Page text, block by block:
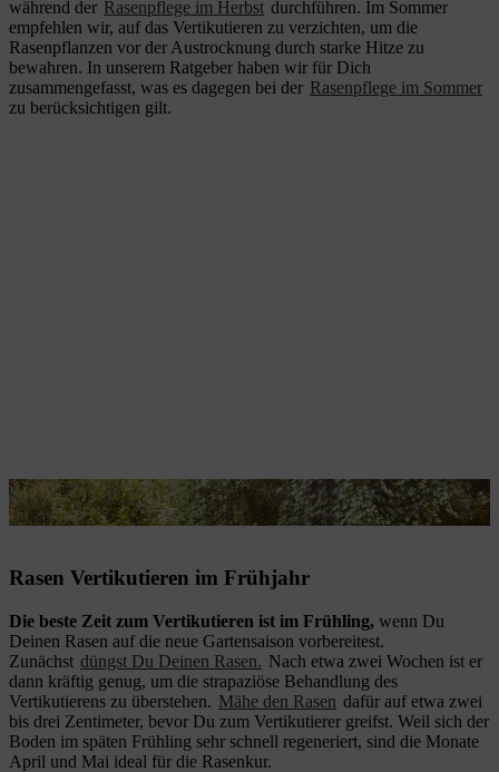
während der Rasenpflege im Herbst durchführen. Im Sommer
empfehlen wir, auf das Vertikutieren zu verzichten, um die
Rasenpflanzen vor der Austrocknung durch starke Hitze zu
bewahren. In unserem Ratgeber haben wir für Dich
zusammengefasst, was es dagegen bei der Rasenpflege im Sommer
zu berücksichtigen gilt.
Mit dem RL 540 wird der Rasen im Frühjahr vertikutiert.
Rasen Vertikutieren im Frühjahr
Die beste Zeit zum Vertikutieren ist im Frühling, wenn Du
Deinen Rasen auf die neue Gartensaison vorbereitest.
Zunächst düngst Du Deinen Rasen. Nach etwa zwei Wochen ist er
dann kräftig genug, um die strapaziöse Behandlung des
Vertikutierens zu überstehen. Mähe den Rasen dafür auf etwa zwei
bis drei Zentimeter, bevor Du zum Vertikutierer greifst. Weil sich der
Boden im späten Frühling sehr schnell regeneriert, sind die Monate
April und Mai ideal für die Rasenkur.